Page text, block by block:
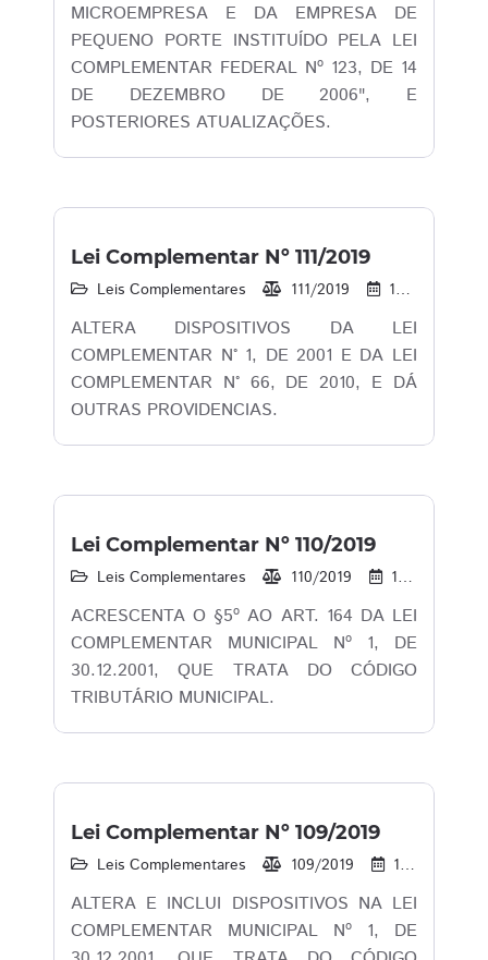
MICROEMPRESA E DA EMPRESA DE
PEQUENO PORTE INSTITUÍDO PELA LEI
COMPLEMENTAR FEDERAL Nº 123, DE 14
DE DEZEMBRO DE 2006", E
POSTERIORES ATUALIZAÇÕES.
Lei Complementar Nº 111/2019
Leis Complementares 111/2019 18/12/2019
ALTERA DISPOSITIVOS DA LEI
COMPLEMENTAR N° 1, DE 2001 E DA LEI
COMPLEMENTAR N° 66, DE 2010, E DÁ
OUTRAS PROVIDENCIAS.
Lei Complementar Nº 110/2019
Leis Complementares 110/2019 16/12/2019
ACRESCENTA O §5º AO ART. 164 DA LEI
COMPLEMENTAR MUNICIPAL Nº 1, DE
30.12.2001, QUE TRATA DO CÓDIGO
TRIBUTÁRIO MUNICIPAL.
Lei Complementar Nº 109/2019
Leis Complementares 109/2019 16/12/2019
ALTERA E INCLUI DISPOSITIVOS NA LEI
COMPLEMENTAR MUNICIPAL Nº 1, DE